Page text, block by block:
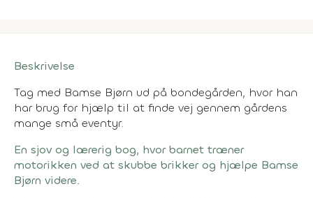
Beskrivelse
Tag med Bamse Bjørn ud på bondegården, hvor han
har brug for hjælp til at finde vej gennem gårdens
mange små eventyr.
En sjov og lærerig bog, hvor barnet træner
motorikken ved at skubbe brikker og hjælpe Bamse
Bjørn videre.